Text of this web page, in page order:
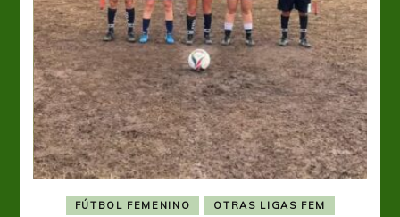
FÚTBOL FEMENINO OTRAS LIGAS FEM